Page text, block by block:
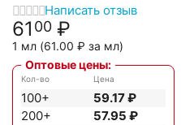
Написать отзыв
61 00 ₽
1 мл (61.00 ₽ за мл)
Оптовые цены:
Кол-во
100+
200+
Цена
59.17₽
57.95 ₽